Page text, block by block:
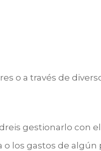
o a través de
gestionarlo con
los gastos de